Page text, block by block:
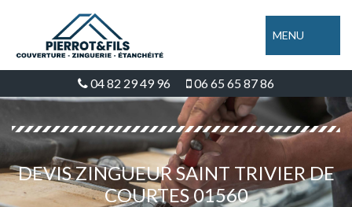
MENU
04 82 29 49 96 06 65 65 87 86
DEVIS ZINGUEUR SAINT TRIVIER DE
COURTES 01560